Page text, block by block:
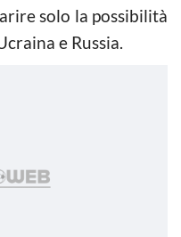
solo la possibilità
e Russia.